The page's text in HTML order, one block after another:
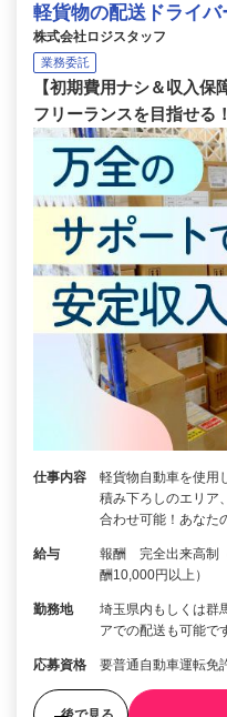
軽貨物の配送ドライバ
株式会社ロジスタッフ
業務委託
【初期費用ナシ＆収入
フリーランスを目指せる
仕事内容
軽貨物自動車を使用
積み下ろしのエリア
合わせ可能！あなた
給与
報酬 完全出来高制
酬10,000円以上）
勤務地
埼玉県内もしくは
アでの配送も可能で
応募資格 要普通自動車運転